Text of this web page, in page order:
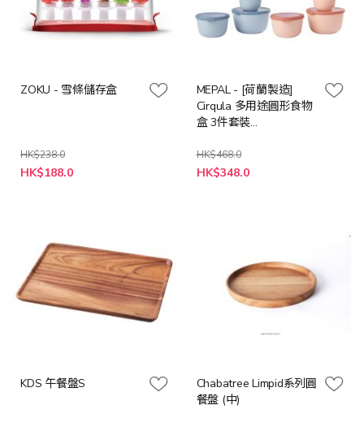
ZOKU - 雪條儲存盒
HK$238.0
特
殊
HK$188.0
MEPAL - [荷蘭製造]
Cirqula 多用途圓形食物
盒 3件套裝
(3色可選)
HK$468.0
HK$348.0
KDS 午餐盤S
Chabatree Limpid系列圓
餐盤 (中)